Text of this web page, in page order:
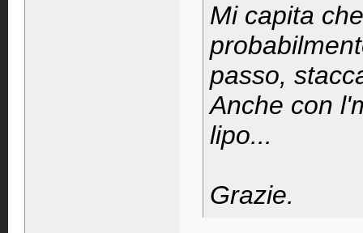
Mi capita
passo,
Anche con
lipo...
Grazie.